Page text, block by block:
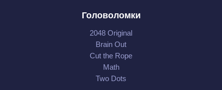
Головоломки
2048 Original
Brain Out
Cut the Rope
Math
Two Dots